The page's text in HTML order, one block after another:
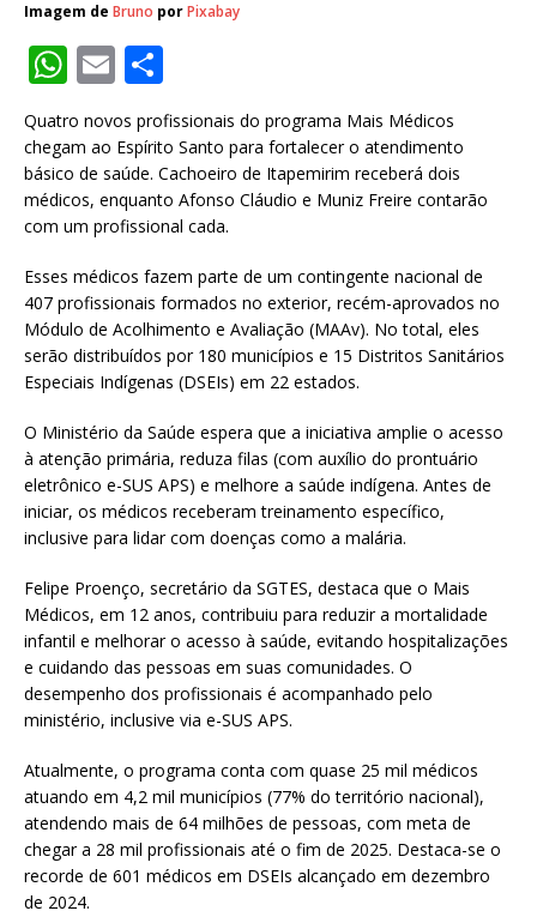
Imagem de Bruno porPixabay
W
at
s
A
p
E
ai
l
h
ar
e
Quatro novos profissionais do programa Mais Médicos
chegam ao Espírito Santo para fortalecer o atendimento
básico de saúde. Cachoeiro de Itapemirim receberá dois
médicos, enquanto Afonso Cláudio e Muniz Freire contarão
com um profissional cada.
Esses médicos fazem parte de um contingente nacional de
407 profissionais formados no exterior, recém-aprovados no
Módulo de Acolhimento e Avaliação (MAAv). No total, eles
serão distribuídos por 180 municípios e 15 Distritos Sanitários
Especiais Indígenas (DSEIs) em 22 estados.
O Ministério da Saúde espera que a iniciativa amplie o acesso
à atenção primária, reduza filas (com auxílio do prontuário
eletrônico e-SUS APS) e melhore a saúde indígena. Antes de
iniciar, os médicos receberam treinamento específico,
inclusive para lidar com doenças como a malária.
Felipe Proenço, secretário da SGTES, destaca que o Mais
Médicos, em 12 anos, contribuiu para reduzir a mortalidade
infantil e melhorar o acesso à saúde, evitando hospitalizações
e cuidando das pessoas em suas comunidades. O
desempenho dos profissionais é acompanhado pelo
ministério, inclusive via e-SUS APS.
Atualmente, o programa conta com quase 25 mil médicos
atuando em 4,2 mil municípios (77% do território nacional),
atendendo mais de 64 milhões de pessoas, com meta de
chegar a 28 mil profissionais até o fim de 2025. Destaca-se o
recorde de 601 médicos em DSEIs alcançado em dezembro
de 2024.